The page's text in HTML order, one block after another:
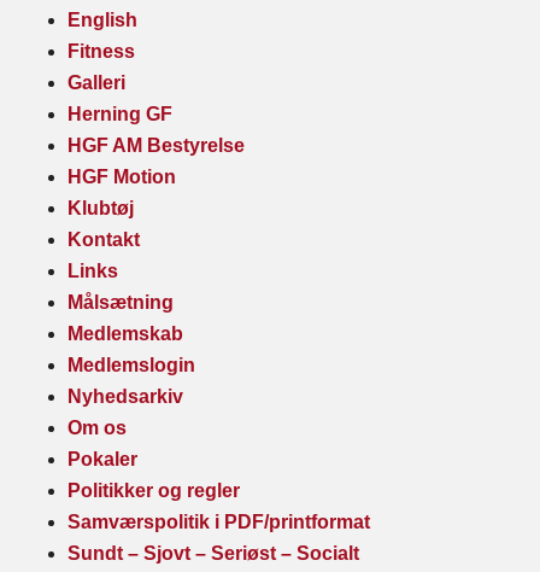
English
Fitness
Galleri
Herning GF
HGF AM Bestyrelse
HGF Motion
Klubtøj
Kontakt
Links
Målsætning
Medlemskab
Medlemslogin
Nyhedsarkiv
Om os
Pokaler
Politikker og regler
Samværspolitik i PDF/printformat
Sundt – Sjovt – Seriøst – Socialt